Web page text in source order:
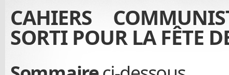
CAHIERS
SORTI POUR LA FÊTE